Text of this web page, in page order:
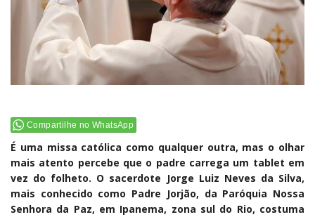
Compartilhe no WhatsApp
É uma missa católica como qualquer outra, mas o olhar
mais atento percebe que o padre carrega um tablet em
vez do folheto. O sacerdote Jorge Luiz Neves da Silva,
mais conhecido como Padre Jorjão, da Paróquia Nossa
Senhora da Paz, em Ipanema, zona sul do Rio, costuma